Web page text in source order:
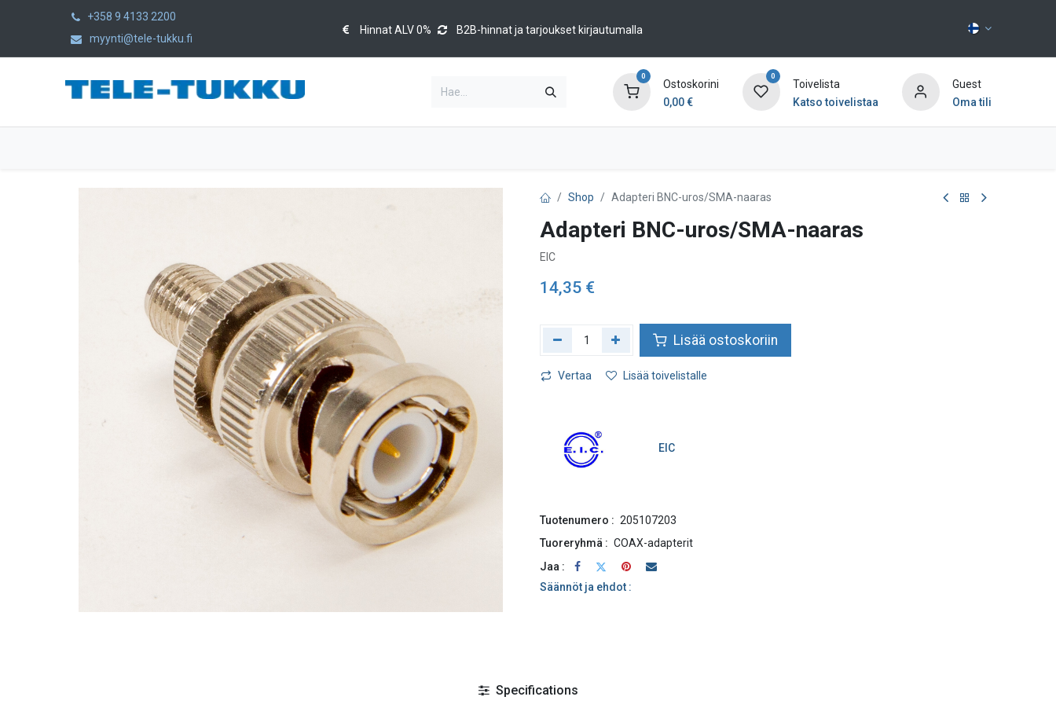
+358 9 4133 2200
myynti@tele-tukku.fi
Hinnat ALV 0% B2B-hinnat ja tarjoukset kirjautumalla
0
Ostoskorini
0,00€
0
Toivelista
Katso toivelistaa
Guest
Oma tili
Shop Adapteri BNC-uros/SMA-naaras
Adapteri BNC-uros/SMA-naaras
EIC
14,35 €
Lisää ostoskoriin
Vertaa Lisää toivelistalle
EIC
Tuotenumero : 205107203
Tuoreryhmä : COAX-adapterit
Jaa :
Säännöt ja ehdot :
Specifications